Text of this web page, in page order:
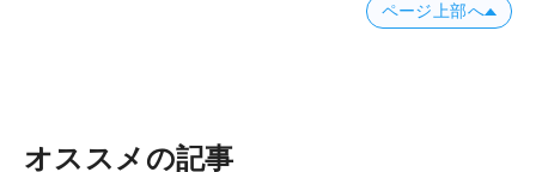
ページ上部へ
オススメの記事